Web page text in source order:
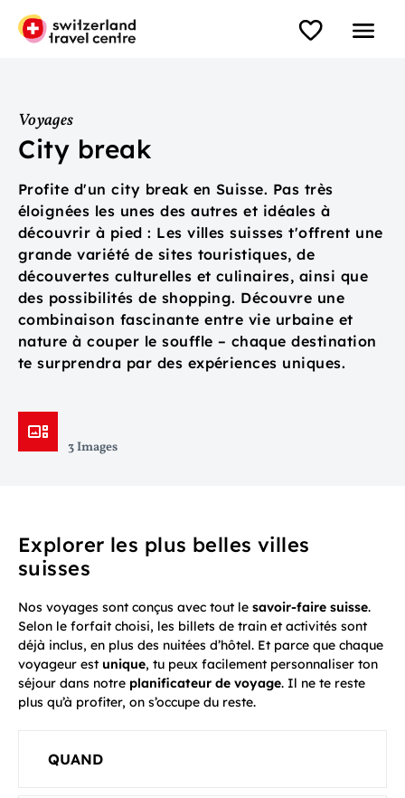
Voyages
City break
Profite d'un city break en Suisse. Pas très
éloignées les unes des autres et idéales à
découvrir à pied : Les villes suisses t'offrent une
grande variété de sites touristiques, de
découvertes culturelles et culinaires, ainsi que
des possibilités de shopping. Découvre une
combinaison fascinante entre vie urbaine et
nature à couper le souffle – chaque destination
te surprendra par des expériences uniques.
3 Images
Explorer les plus belles villes
suisses
Nos voyages sont conçus avec tout le savoir-faire suisse.
Selon le forfait choisi, les billets de train et activités sont
déjà inclus, en plus des nuitées d’hôtel. Et parce que chaque
voyageur est unique, tu peux facilement personnaliser ton
séjour dans notre planificateur de voyage. Il ne te reste
plus qu’à profiter, on s’occupe du reste.
QUAND